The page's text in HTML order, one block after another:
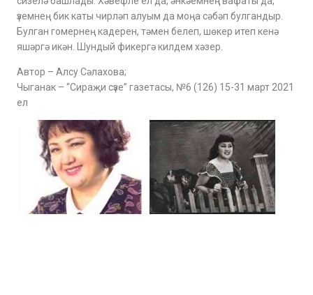
үземнең бик каты чирләп алуым да моңа сәбәп булгандыр.
Булган гомернең кадерен, тәмен белеп, шөкер итеп кенә
яшәргә икән. Шундый фикергә килдем хәзер.
Автор – Алсу Сәлахова;
Чыганак – “Сираҗи сүзе” газетасы, №6 (126) 15-31 март 2021
ел